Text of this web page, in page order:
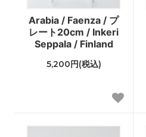
Arabia / Faenza / プ
レート20cm / Inkeri
Seppala / Finland
5,200円(税込)